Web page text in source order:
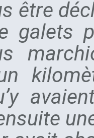
être
galets